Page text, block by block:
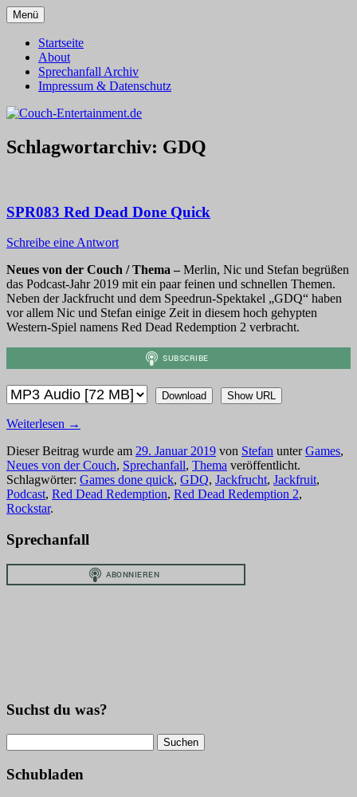
Zum
Inhalt
springen
Couch-Entertainment.de
Menü
Startseite
About
Sprechanfall Archiv
Impressum & Datenschutz
Schlagwortarchiv: GDQ
SPR083 Red Dead Done Quick
Schreibe eine Antwort
Neues von der Couch / Thema – Merlin, Nic und Stefan begrüßen
das Podcast-Jahr 2019 mit ein paar feinen und schnellen Themen.
Neben der Jackfrucht und dem Speedrun-Spektakel „GDQ“ haben
vor allem Nic und Stefan einige Zeit in diesem hoch gehypten
Western-Spiel namens Red Dead Redemption 2 verbracht.
Download Show URL
Weiterlesen →
Dieser Beitrag wurde am 29. Januar 2019 von Stefan unterGames,
Neues von der Couch, Sprechanfall, Thema veröffentlicht.
Schlagwörter: Games done quick, GDQ, Jackfrucht, Jackfruit,
Podcast, Red Dead Redemption, Red Dead Redemption 2,
Rockstar.
Sprechanfall
Suchst du was?
nach:
Schubladen